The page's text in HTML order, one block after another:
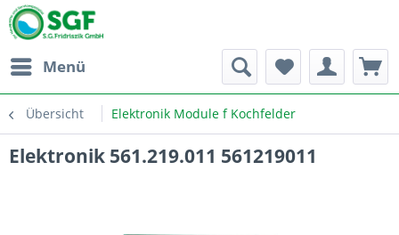
Menü
Übersicht Elektronik Module f Kochfelder
Elektronik 561.219.011 561219011